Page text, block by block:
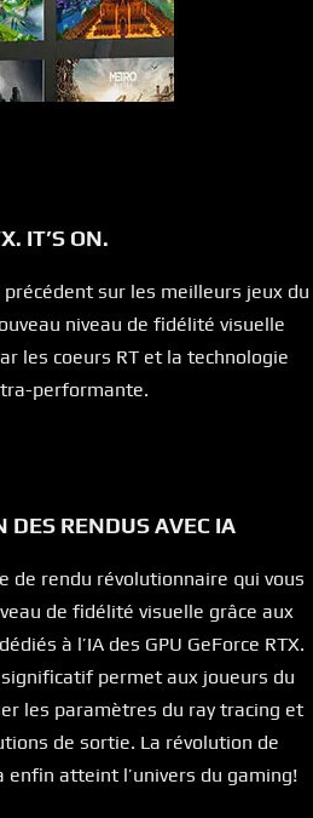
IT’S ON.
sur les meilleurs jeux du
niveau de fidélité visuelle
les coeurs RT et la technologie
performante.
DES RENDUS AVEC IA
de rendu révolutionnaire qui vous
de fidélité visuelle grâce aux
à l’IA des GPU GeForce RTX.
permet aux joueurs du
les paramètres du ray tracing et
de sortie. La révolution de
enfin atteint l’univers du gaming!